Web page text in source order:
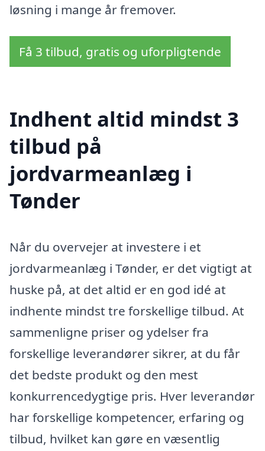
løsning i mange år fremover.
Få 3 tilbud, gratis og uforpligtende
Indhent altid mindst 3
tilbud på
jordvarmeanlæg i
Tønder
Når du overvejer at investere i et
jordvarmeanlæg i Tønder, er det vigtigt at
huske på, at det altid er en god idé at
indhente mindst tre forskellige tilbud. At
sammenligne priser og ydelser fra
forskellige leverandører sikrer, at du får
det bedste produkt og den mest
konkurrencedygtige pris. Hver leverandør
har forskellige kompetencer, erfaring og
tilbud, hvilket kan gøre en væsentlig